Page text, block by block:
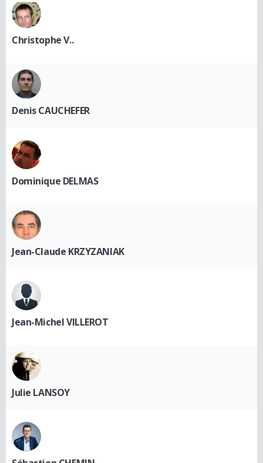
Christophe V..
Denis CAUCHEFER
Dominique DELMAS
Jean-Claude KRZYZANIAK
Jean-Michel VILLEROT
Julie LANSOY